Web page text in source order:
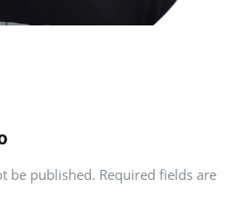
be published. Required fields are